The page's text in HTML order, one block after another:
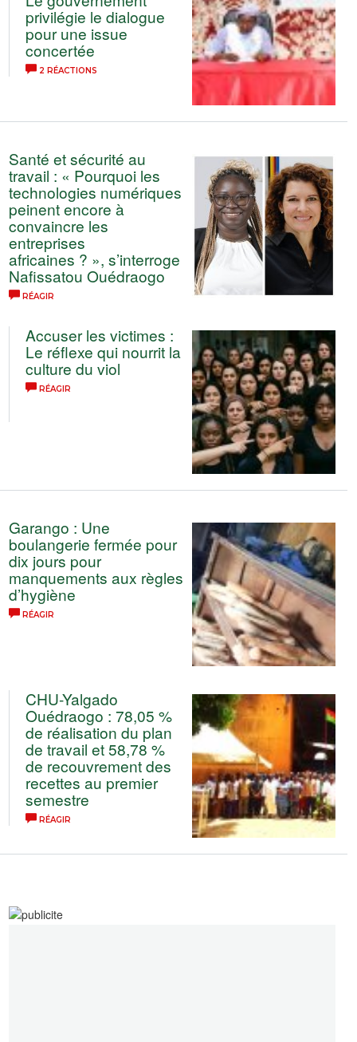
privilégie le dialogue
pour une issue
concertée
2 RÉACTIONS
Santé et sécurité au
travail : « Pourquoi les
technologies numériques
peinent encore à
convaincre les
entreprises
africaines ? », s’interroge
Nafissatou Ouédraogo
RÉAGIR
Accuser les victimes :
Le réflexe qui nourrit la
culture du viol
RÉAGIR
Garango : Une
boulangerie fermée pour
dix jours pour
manquements aux règles
d’hygiène
RÉAGIR
CHU-Yalgado
Ouédraogo : 78,05 %
de réalisation du plan
de travail et 58,78 %
de recouvrement des
recettes au premier
semestre
RÉAGIR